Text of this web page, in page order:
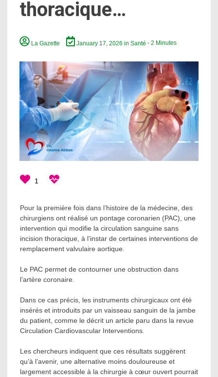
thoracique…
La Gazette January 17, 2026inSanté - 2 Minutes
1
Pour la première fois dans l’histoire de la médecine, des
chirurgiens ont réalisé un pontage coronarien (PAC), une
intervention qui modifie la circulation sanguine sans
incision thoracique, à l’instar de certaines interventions de
remplacement valvulaire aortique.
Le PAC permet de contourner une obstruction dans
l’artère coronaire.
Dans ce cas précis, les instruments chirurgicaux ont été
insérés et introduits par un vaisseau sanguin de la jambe
du patient, comme le décrit un article paru dans la revue
Circulation Cardiovascular Interventions.
Les chercheurs indiquent que ces résultats suggèrent
qu’à l’avenir, une alternative moins douloureuse et
largement accessible à la chirurgie à cœur ouvert pourrait